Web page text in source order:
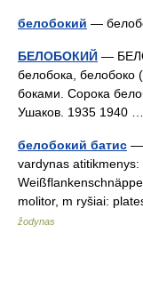
белобокий —
БЕЛОБОКИЙ —
белобока,
боками. Сорока
Ушаков. 1935 1940
белобокий батис —
vardynas
molitor, m ryšiai:
žodynas